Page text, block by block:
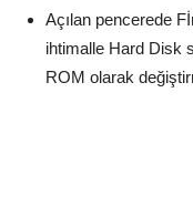
Açılan pencerede
ihtimalle Hard Disk
ROM olarak